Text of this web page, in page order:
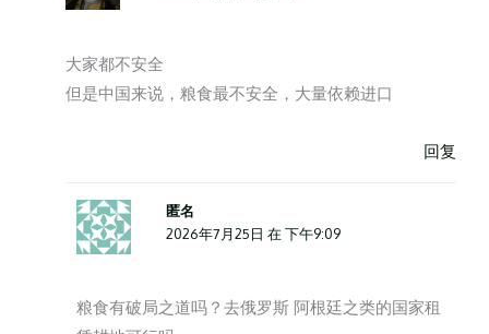
大家都不安全
但是中国来说，粮食最不安全，大量依赖进口
回复
匿名
2026年7月25日 在 下午9:09
粮食有破局之道吗？去俄罗斯 阿根廷之类的国家租